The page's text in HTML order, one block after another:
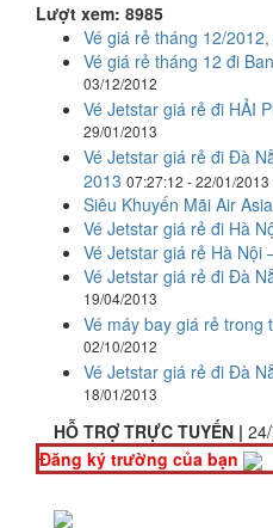
Lượt xem: 8985
Vé giá rẻ tháng 12/
Vé giá rẻ tháng 12 đi
03/12/2012
Vé Jetstar giá rẻ đi HẢI
29/01/2013
Vé Jetstar giá rẻ đi Đà
2013 07:27:12 - 22/01/2013
Siêu Khuyến Mãi Air Asia
Vé Jetstar giá rẻ đi Hà
Vé Jetstar giá rẻ Hà Nội
Vé Jetstar giá rẻ đi Đà
19/04/2013
Vé máy bay giá rẻ trong
02/10/2012
Vé Jetstar giá rẻ đi Đà
18/01/2013
HỖ TRỢ TRỰC TUYẾN |
Đăng ký trường của bạn